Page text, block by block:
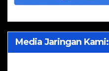
Media Jaringan Kami: